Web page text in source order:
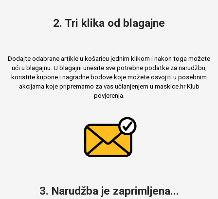
2. Tri klika od blagajne
Dodajte odabrane artikle u košaricu jednim klikom i nakon toga možete
ući u blagajnu. U blagajni unesite sve potrebne podatke za narudžbu,
koristite kupone i nagradne bodove koje možete osvojiti u posebnim
akcijama koje pripremamo za vas učlanjenjem u maskice.hr Klub
povjerenja.
3. Narudžba je zaprimljena...